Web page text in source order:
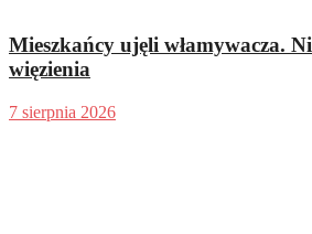
Mieszkańcy ujęli włamywacza.
więzienia
7 sierpnia 2026